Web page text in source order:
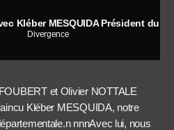
Divergence
et Olivier NOTTALE
Kléber MESQUIDA, notre
nnnAvec lui, nous